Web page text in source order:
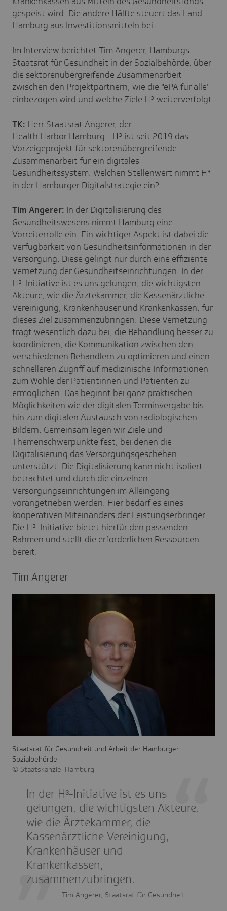
gespeist wird. Die andere Hälfte steuert das Land
Hamburg aus Investitionsmitteln bei.
Im Interview berichtet Tim Angerer, Hamburgs
Staatsrat für Gesundheit in der Sozialbehörde, über
die sektorenübergreifende Zusammenarbeit
zwischen den Projektpartnern, wie die "ePA für alle"
einbezogen wird und welche Ziele H³ weiterverfolgt.
TK: Herr Staatsrat Angerer, der
Health Harbor Hamburg - H³ ist seit 2019 das
Vorzeigeprojekt für sektorenübergreifende
Zusammenarbeit für ein digitales
Gesundheitssystem. Welchen Stellenwert nimmt H³
in der Hamburger Digitalstrategie ein?
Tim Angerer: In der Digitalisierung des
Gesundheitswesens nimmt Hamburg eine
Vorreiterrolle ein. Ein wichtiger Aspekt ist dabei die
Verfügbarkeit von Gesundheitsinformationen in der
Versorgung. Diese gelingt nur durch eine effiziente
Vernetzung der Gesundheitseinrichtungen. In der
H³-Initiative ist es uns gelungen, die wichtigsten
Akteure, wie die Ärztekammer, die Kassenärztliche
Vereinigung, Krankenhäuser und Krankenkassen, für
dieses Ziel zusammenzubringen. Diese Vernetzung
trägt wesentlich dazu bei, die Behandlung besser zu
koordinieren, die Kommunikation zwischen den
verschiedenen Behandlern zu optimieren und einen
schnelleren Zugriff auf medizinische Informationen
zum Wohle der Patientinnen und Patienten zu
ermöglichen. Das beginnt bei ganz praktischen
Möglichkeiten wie der digitalen Terminvergabe bis
hin zum digitalen Austausch von radiologischen
Bildern. Gemeinsam legen wir Ziele und
Themenschwerpunkte fest, bei denen die
Digitalisierung das Versorgungsgeschehen
unterstützt. Die Digitalisierung kann nicht isoliert
betrachtet und durch die einzelnen
Versorgungseinrichtungen im Alleingang
vorangetrieben werden. Hier bedarf es eines
kooperativen Miteinanders der Leistungserbringer.
Die H³-Initiative bietet hierfür den passenden
Rahmen und stellt die erforderlichen Ressourcen
bereit.
Tim Angerer
Staatsrat für Gesundheit und Arbeit der Hamburger
Sozialbehörde
Staatskanzlei Hamburg
In der H³-Initiative ist es uns
gelungen, die wichtigsten Akteure,
wie die Ärztekammer, die
Kassenärztliche Vereinigung,
Krankenhäuser und
Krankenkassen,
zusammenzubringen.
Tim Angerer, Staatsrat für Gesundheit